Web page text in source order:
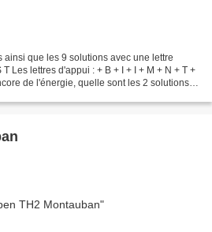
ainsi que les 9 solutions avec une lettre
Les lettres d'appui : + B + I + I + M + N + T +
de l'énergie, quelle sont les 2 solutions